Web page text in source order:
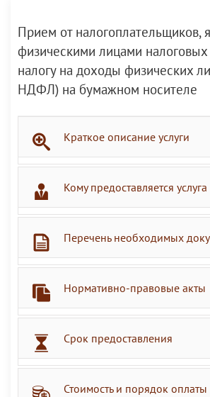
Прием от налогоплательщиков,
физическими лицами
налогу на доходы физических
НДФЛ) на бумажном носителе
Краткое описание услуги
Кому предоставляется услуга
Перечень необходимых
Нормативно-правовые акты
Срок предоставления
Стоимость и порядок оплаты